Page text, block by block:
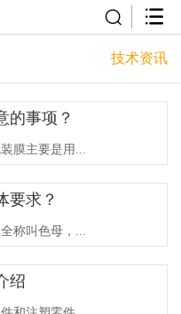
技术资讯
的事项？
膜主要是用...
要求？
称叫色母，...
绍